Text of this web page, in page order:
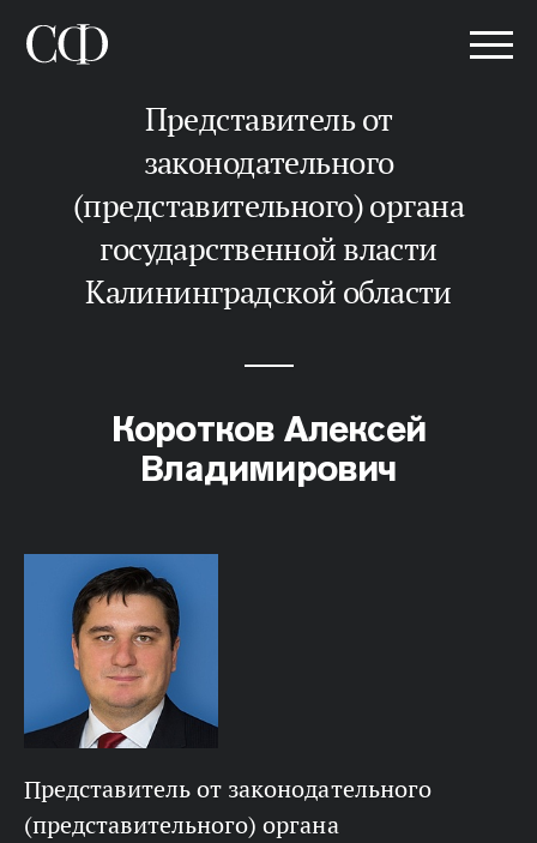
представитель от
законодательного
(представительного) органа
государственной власти
Калининградской области
Коротков Алексей
Владимирович
представитель от законодательного
(представительного) органа